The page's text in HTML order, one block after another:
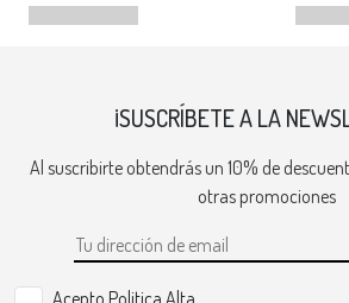
¡SUSCRÍBETE A LA
Al suscribirte obtendrás un 10% de
otras promociones
Acepto Politica Alta